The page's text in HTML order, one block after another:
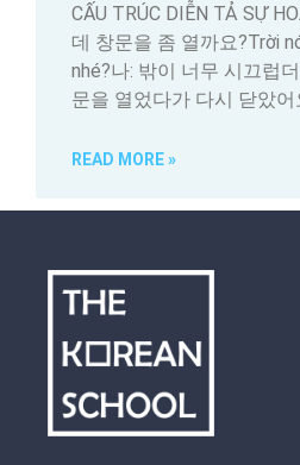
CẤU TRÚC DIỄN TẢ SỰ
데 창문을 좀 열까요?Trời
nhé?나: 밖이 너무 시끄럽
문을 열었다가 다시 닫았어
READ MORE »